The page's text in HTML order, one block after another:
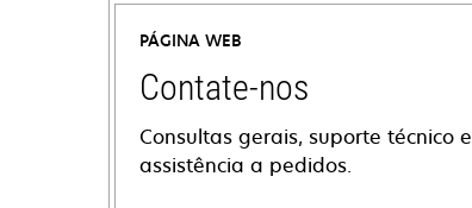
PÁGINA WEB
Contate-nos
Consultas gerais, suporte técnico e
assistência a pedidos.